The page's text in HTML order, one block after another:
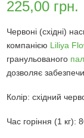
225,00 грн.
Червоні (східні)
компанією Liliya
гранульованого
дозволяє
Колір: східний
Час горіння (1 кг):